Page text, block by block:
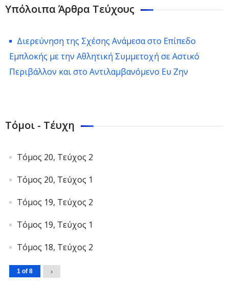
Υπόλοιπα Άρθρα Τεύχους
Διερεύνηση της Σχέσης Ανάμεσα στο Επίπεδο
Εμπλοκής με την Αθλητική Συμμετοχή σε Αστικό
Περιβάλλον και στο Αντιλαμβανόμενο Ευ Ζην
Τόμοι - Τέυχη
Τόμος 20, Τεύχος 2
Τόμος 20, Τεύχος 1
Τόμος 19, Τεύχος 2
Τόμος 19, Τεύχος 1
Τόμος 18, Τεύχος 2
1 of 8 ›